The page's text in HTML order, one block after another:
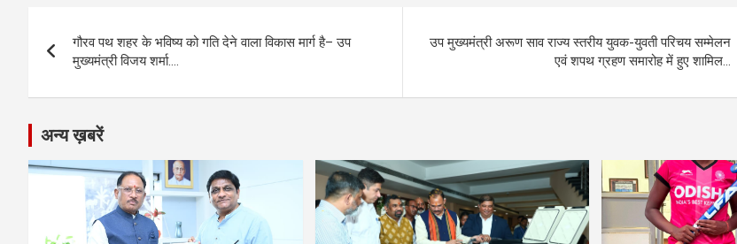
o
o
k
g
er
A
p
p
a
n
navigation
गौरव पथ शहर के भविष्य को गति देने वाला विकास मार्ग है– उप
मुख्यमंत्री विजय शर्मा….
उप मुख्यमंत्री अरूण साव राज्य स्तरीय युवक-युवती परिचय सम्मेलन
एवं शपथ ग्रहण समारोह में हुए शामिल…
अन्य ख़बरें